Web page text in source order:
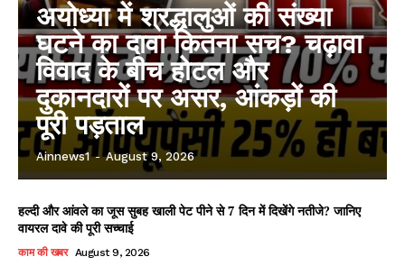
अयोध्या में श्रद्धालुओं की संख्या
घटने का दावा कितना सच? चढ़ावा
विवाद के बीच होटल और
दुकानदारों पर असर, आंकड़ों की
पूरी पड़ताल
Ainnews1 - August 9, 2026
हल्दी और आंवले का जूस सुबह खाली पेट पीने से 7 दिन में दिखेंगे नतीजे? जानिए
वायरल दावे की पूरी सच्चाई
काम की खबर August 9, 2026